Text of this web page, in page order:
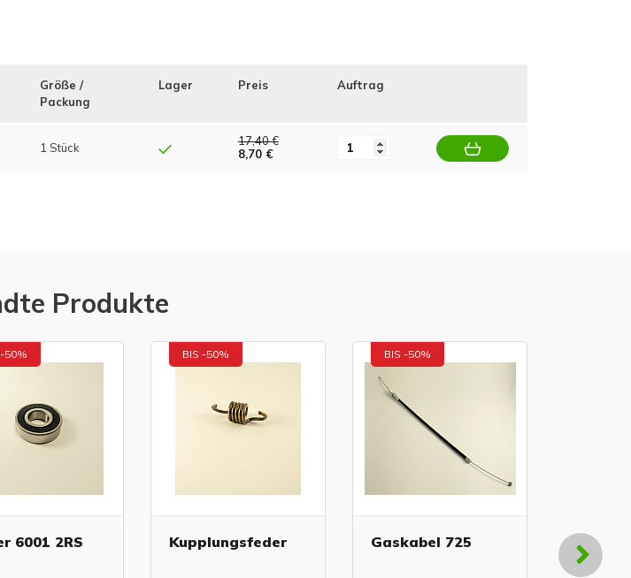
Größe /
Packung
Lager Preis Auftrag
1 Stück
17,40 €
8,70 €
Produkte
50%
6001 2RS
BIS -50%
Kupplungsfeder
BIS -50%
Gaskabel 725